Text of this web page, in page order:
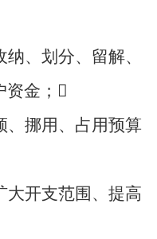
纳、划分、留解、
金； 
、挪用、占用预算
大开支范围、提高